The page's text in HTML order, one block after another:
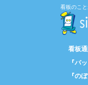
看板のこ
看板
『バ
『の